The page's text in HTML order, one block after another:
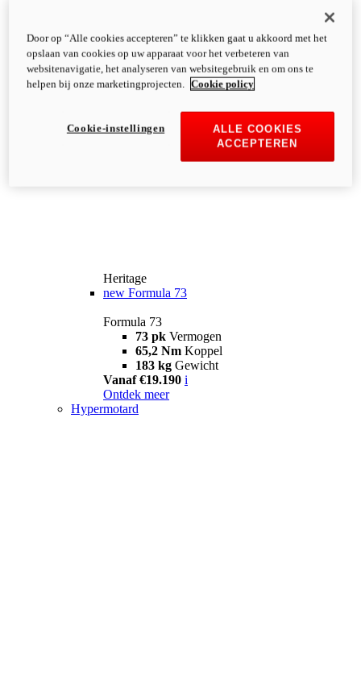
Heritage
new Formula 73
Formula 73
73 pk Vermogen
65,2 Nm Koppel
183 kg Gewicht
Vanaf €19.190 i
Ontdek meer
Hypermotard
Door op “Alle cookies accepteren” te klikken gaat u akkoord met het
opslaan van cookies op uw apparaat voor het verbeteren van
websitenavigatie, het analyseren van websitegebruik en om ons te
helpen bij onze marketingprojecten.
Cookie policy
ALLE COOKIES
ACCEPTEREN
Cookie-instellingen